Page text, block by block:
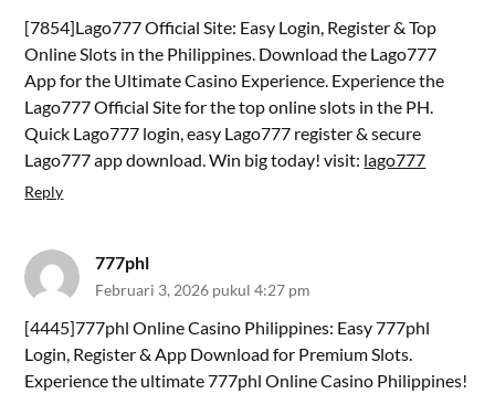
[7854]Lago777 Official Site: Easy Login, Register & Top
Online Slots in the Philippines. Download the Lago777
App for the Ultimate Casino Experience. Experience the
Lago777 Official Site for the top online slots in the PH.
Quick Lago777 login, easy Lago777 register & secure
Lago777 app download. Win big today! visit: lago777
Reply
777phl
Februari 3, 2026 pukul 4:27 pm
[4445]777phl Online Casino Philippines: Easy 777phl
Login, Register & App Download for Premium Slots.
Experience the ultimate 777phl Online Casino Philippines!